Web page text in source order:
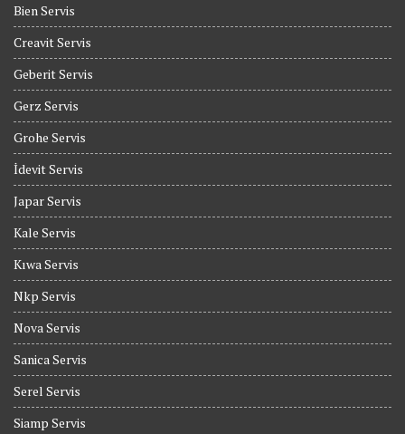
Bien Servis
Creavit Servis
Geberit Servis
Gerz Servis
Grohe Servis
İdevit Servis
Japar Servis
Kale Servis
Kıwa Servis
Nkp Servis
Nova Servis
Sanica Servis
Serel Servis
Siamp Servis